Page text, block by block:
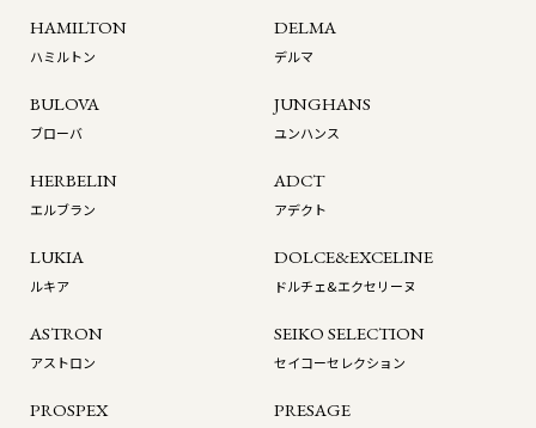
HAMILTON
ハミルトン
DELMA
デルマ
BULOVA
ブローバ
JUNGHANS
ユンハンス
HERBELIN
エルブラン
ADCT
アデクト
LUKIA
ルキア
DOLCE&EXCELINE
ドルチェ&エクセリーヌ
ASTRON
アストロン
SEIKO SELECTION
セイコーセレクション
PROSPEX PRESAGE